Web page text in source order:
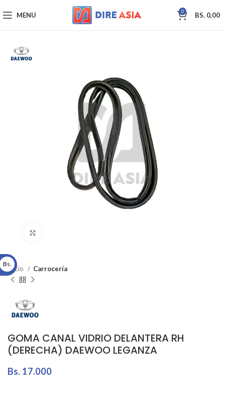
MENU 0 BS. 0,00
Inicio Carrocería
GOMA CANAL VIDRIO DELANTERA RH
(DERECHA) DAEWOO LEGANZA
Bs. 17.000
Bs.